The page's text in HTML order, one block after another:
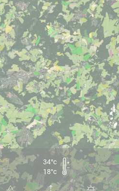
34°c
18°c